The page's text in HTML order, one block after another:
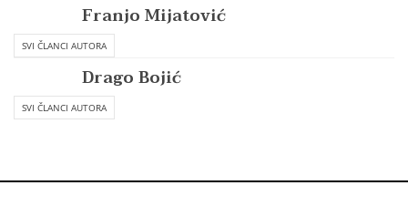
Franjo Mijatović
SVI ČLANCI AUTORA
Drago Bojić
SVI ČLANCI AUTORA